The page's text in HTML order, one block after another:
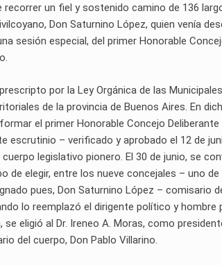
recorrer un fiel y sostenido camino de 136
Don Saturnino López, quien venía
sesión especial, del primer Honorable
por la Ley Orgánica de las
de la provincia de Buenos Aires. En
el primer Honorable Concejo
escrutinio – verificado y aprobado el 12 de
legislativo pionero. El 30 de junio, se
de elegir, entre los nueve concejales – uno
pues, Don Saturnino López – comisario
lo reemplazó el dirigente político y hombre
eligió al Dr. Ireneo A. Moras, como
del cuerpo, Don Pablo Villarino.